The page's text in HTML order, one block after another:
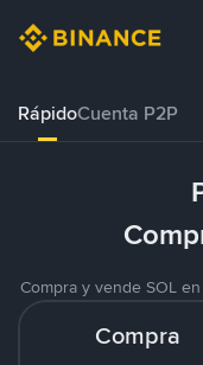
RápidoCuenta P2P
Compra y vende SOL
Compra